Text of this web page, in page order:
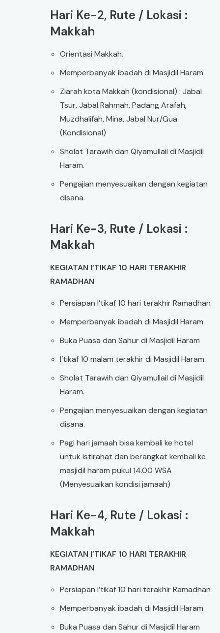
Hari Ke-2, Rute / Lokasi :
Makkah
Orientasi Makkah.
Memperbanyak ibadah di Masjidil Haram.
Ziarah kota Makkah (kondisional) : Jabal
Tsur, Jabal Rahmah, Padang Arafah,
Muzdhalifah, Mina, Jabal Nur/Gua
(Kondisional)
Sholat Tarawih dan Qiyamullail di Masjidil
Haram.
Pengajian menyesuaikan dengan kegiatan
disana.
Hari Ke-3, Rute / Lokasi :
Makkah
KEGIATAN I’TIKAF 10 HARI TERAKHIR
RAMADHAN
Persiapan I’tikaf 10 hari terakhir Ramadhan
Memperbanyak ibadah di Masjidil Haram.
Buka Puasa dan Sahur di Masjidil Haram
I’tikaf 10 malam terakhir di Masjidil Haram.
Sholat Tarawih dan Qiyamullail di Masjidil
Haram.
Pengajian menyesuaikan dengan kegiatan
disana.
Pagi hari jamaah bisa kembali ke hotel
untuk istirahat dan berangkat kembali ke
masjidil haram pukul 14.00 WSA
(Menyesuaikan kondisi jamaah)
Hari Ke-4, Rute / Lokasi :
Makkah
KEGIATAN I’TIKAF 10 HARI TERAKHIR
RAMADHAN
Persiapan I’tikaf 10 hari terakhir Ramadhan
Memperbanyak ibadah di Masjidil Haram.
Buka Puasa dan Sahur di Masjidil Haram